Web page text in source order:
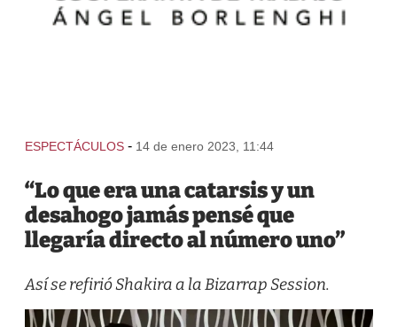
ESPECTÁCULOS - 14 de enero 2023, 11:44
“Lo que era una catarsis y un
desahogo jamás pensé que
llegaría directo al número uno”
Así se refirió Shakira a la Bizarrap Session.